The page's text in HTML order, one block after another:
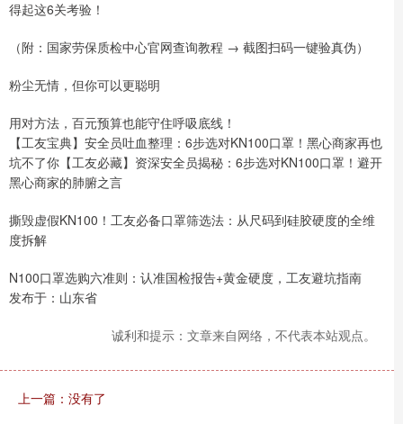
得起这6关考验！
（附：国家劳保质检中心官网查询教程 → 截图扫码一键验真伪）
粉尘无情，但你可以更聪明
用对方法，百元预算也能守住呼吸底线！
【工友宝典】安全员吐血整理：6步选对KN100口罩！黑心商家再也
坑不了你【工友必藏】资深安全员揭秘：6步选对KN100口罩！避开
黑心商家的肺腑之言
撕毁虚假KN100！工友必备口罩筛选法：从尺码到硅胶硬度的全维
度拆解
N100口罩选购六准则：认准国检报告+黄金硬度，工友避坑指南
发布于：山东省
诚利和提示：文章来自网络，不代表本站观点。
上一篇：没有了